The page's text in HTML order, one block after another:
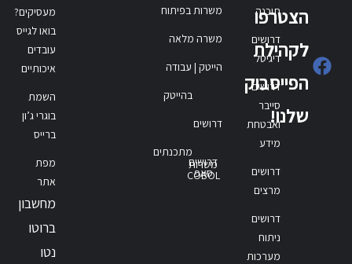
הצטרפו
לקהילת
הפייסבוק
שלנו!
תוכנה
דרושים
דיגיטל
דרושים
סייבר
ואבטחת
מידע
דרושים
מרצים
דרושים
ניתוח
מערכות
משרות בפיתוח
משרה מלאה
הייטק | עבודה
בהייטק
דרושים
מתכנתים
דרושים
סאפ
משרות
COBOL
מעסיקים?
בואו לגייס
עובדים
איכותיים
השמת
בוגרי ג’ון
ברייס
מפת
אתר
מחשבון
ברוטו
נטו